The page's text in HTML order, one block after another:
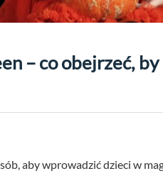
– co obejrzeć, by
aby wprowadzić dzieci w